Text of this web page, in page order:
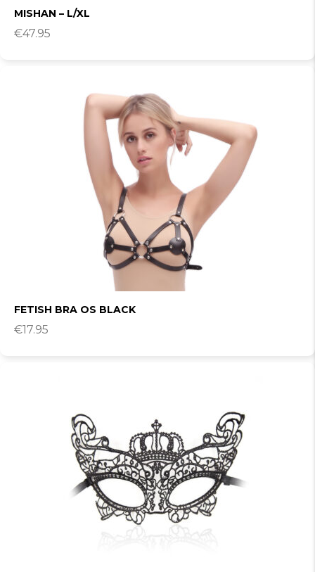
MISHAN – L/XL
€47.95
FETISH BRA OS BLACK
€17.95